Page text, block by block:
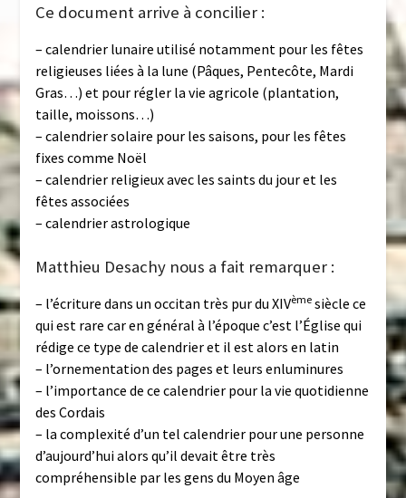
Ce document arrive à concilier :
– calendrier lunaire utilisé notamment pour les fêtes
religieuses liées à la lune (Pâques, Pentecôte, Mardi
Gras…) et pour régler la vie agricole (plantation,
taille, moissons…)
– calendrier solaire pour les saisons, pour les fêtes
fixes comme Noël
– calendrier religieux avec les saints du jour et les
fêtes associées
– calendrier astrologique
Matthieu Desachy nous a fait remarquer :
– l’écriture dans un occitan très pur du XIVèmesiècle ce
qui est rare car en général à l’époque c’est l’Église qui
rédige ce type de calendrier et il est alors en latin
– l’ornementation des pages et leurs enluminures
– l’importance de ce calendrier pour la vie quotidienne
des Cordais
– la complexité d’un tel calendrier pour une personne
d’aujourd’hui alors qu’il devait être très
compréhensible par les gens du Moyen âge